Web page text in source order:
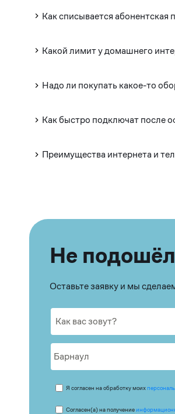
Как списывается абонентская
Какой лимит у домашнего
Надо ли покупать какое-то
Как быстро подключат после
Преимущества интернета и
Не
Оставьте заявку и мы
Я согласен на обработку моих
Согласен(а) на получение